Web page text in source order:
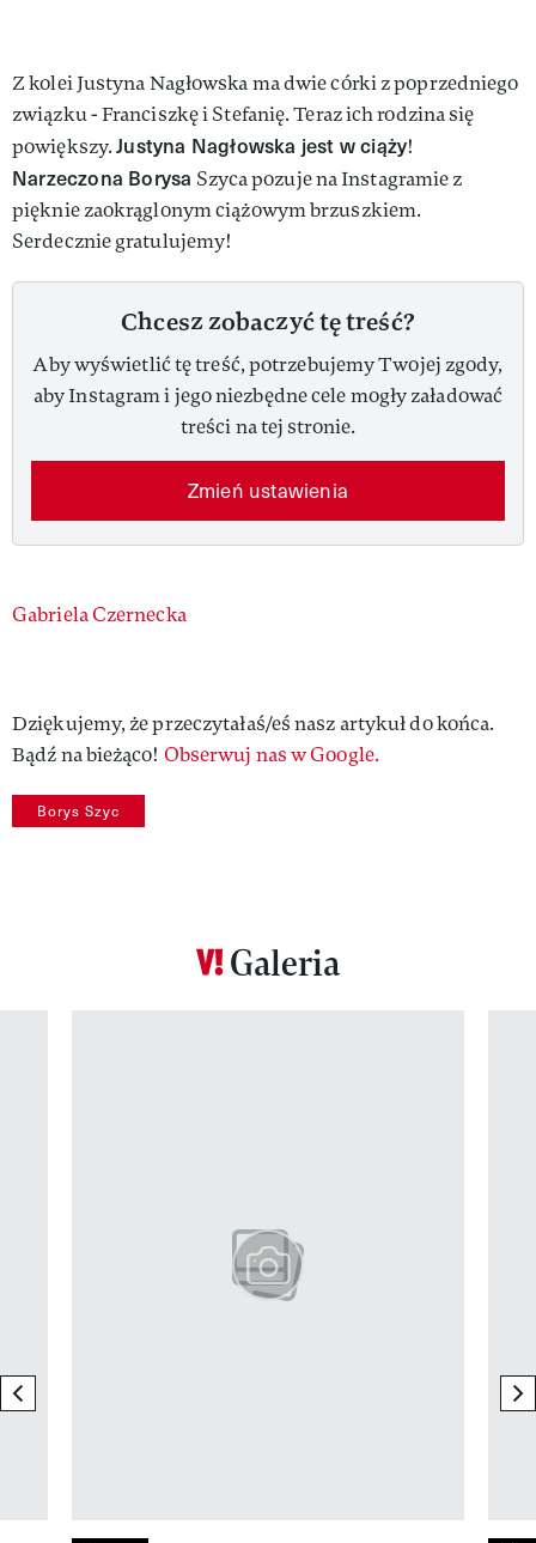
Z kolei Justyna Nagłowska ma dwie córki z poprzedniego
związku - Franciszkę i Stefanię. Teraz ich rodzina się
powiększy.Justyna Nagłowska jest w ciąży!
Narzeczona Borysa Szyca pozuje na Instagramie z
pięknie zaokrąglonym ciążowym brzuszkiem.
Serdecznie gratulujemy!
Chcesz zobaczyć tę treść?
Aby wyświetlić tę treść, potrzebujemy Twojej zgody,
aby Instagram i jego niezbędne cele mogły załadować
treści na tej stronie.
Zmień ustawienia
Authors
Gabriela Czernecka
Dziękujemy, że przeczytałaś/eś nasz artykuł do końca.
Bądź na bieżąco! Obserwuj nas w Google.
Borys Szyc
Galeria
previous element